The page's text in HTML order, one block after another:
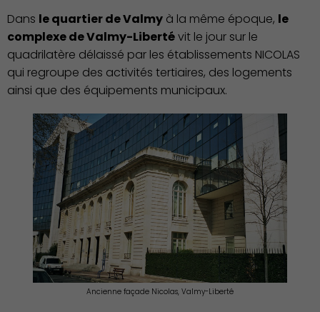
Dans le quartier de Valmy à la même époque, le
complexe de Valmy-Libertévit le jour sur le
quadrilatère délaissé par les établissements NICOLAS
qui regroupe des activités tertiaires, des logements
ainsi que des équipements municipaux.
Ancienne façade Nicolas, Valmy-Liberté